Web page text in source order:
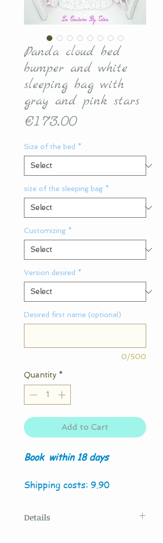
Panda cloud bed
bumper and white
sleeping bag with
gray and pink stars
€173.00Price
Size of the bed *
size of the sleeping bag *
Customizing *
Version desired *
Desired first name (optional)
0/500
Quantity *
Add to Cart
Book within 18 days
Shipping costs: 9.90
Details